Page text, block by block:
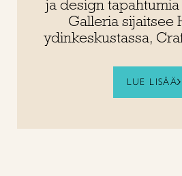
ja design tapahtumia
Galleria sijaitsee
ydinkeskustassa,
LUE LISÄÄ